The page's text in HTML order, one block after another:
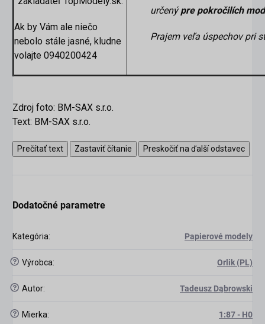
Ak by Vám ale niečo
nebolo stále jasné, kludne
volajte 0940200424
určenýpre pokročilích
Prajem veľa úspechov pri
Zdroj foto: BM-SAX s.r.o.
Text: BM-SAX s.r.o.
Prečítať text Zastaviť čítanie Preskočiť na ďalší odstavec
Dodatočné parametre
Kategória: Papierové modely
? Výrobca: Orlik (PL)
? Autor: Tadeusz Dąbrowski
? Mierka: 1:87 - H0